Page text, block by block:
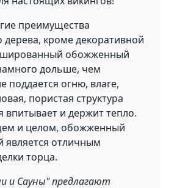
преимущества
кроме декоративной
обожженный
дольше, чем
поддается огню, влаге,
пористая структура
впитывает и держит тепло.
и целом, обожженный
является отличным
торца.
и Сауны" предлагают